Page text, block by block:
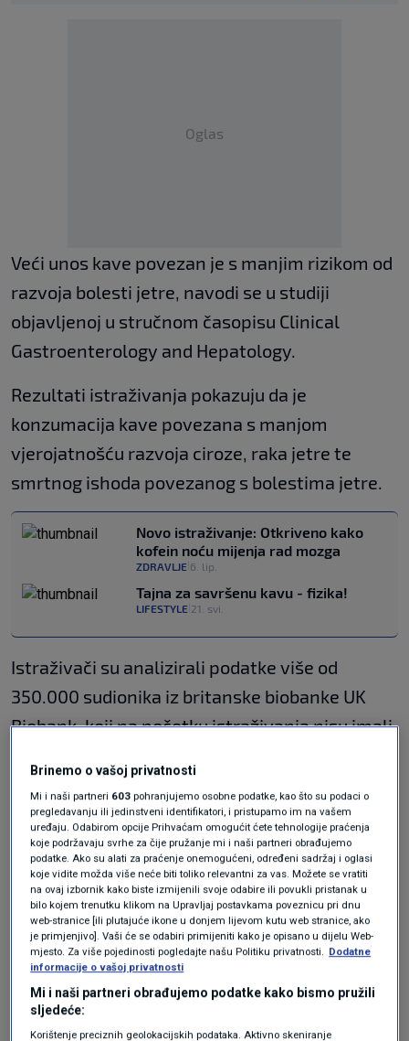
Oglas
Veći unos kave povezan je s manjim rizikom od
razvoja bolesti jetre, navodi se u studiji
objavljenoj u stručnom časopisu Clinical
Gastroenterology and Hepatology.
Rezultati istraživanja pokazuju da je
konzumacija kave povezana s manjom
vjerojatnošću razvoja ciroze, raka jetre te
smrtnog ishoda povezanog s bolestima jetre.
Novo istraživanje: Otkriveno kako
kofein noću mijenja rad mozga
ZDRAVLJE 6. lip.
Tajna za savršenu kavu - fizika!
LIFESTYLE 21. svi.
Istraživači su analizirali podatke više od
350.000 sudionika iz britanske biobanke UK
Biobank, koji na početku istraživanja nisu imali
pratili su tijekom 13 godina.
Pokazalo se da su osobe koje su pile pet ili više
šalica kave dnevno imale 32 posto manji rizik
od razvoja ciroze, 47 posto manju vjerojatnost
obolijevanja od raka jetre te 42 posto manji
rizik od smrti povezane s bolestima jetre,
prenosiEuronews.
Prema istraživanju iz 2023. godine, bolesti
Brinemo o vašoj privatnosti
Mi i naši partneri 603 pohranjujemo osobne podatke, kao što su podaci o
pregledavanju ili jedinstveni identifikatori, i pristupamo im na vašem
uređaju. Odabirom opcije Prihvaćam omogućit ćete tehnologije praćenja
koje podržavaju svrhe za čije pružanje mi i naši partneri obrađujemo
podatke. Ako su alati za praćenje onemogućeni, određeni sadržaj i oglasi
koje vidite možda više neće biti toliko relevantni za vas. Možete se vratiti
na ovaj izbornik kako biste izmijenili svoje odabire ili povukli pristanak u
bilo kojem trenutku klikom na Upravljaj postavkama poveznicu pri dnu
web-stranice [ili plutajuće ikone u donjem lijevom kutu web stranice, ako
je primjenjivo]. Vaši će se odabiri primijeniti kako je opisano u dijelu Web-
mjesto. Za više pojedinosti pogledajte našu Politiku privatnosti.
Dodatne
informacije o vašoj privatnosti
Mi i naši partneri obrađujemo podatke kako bismo pružili
sljedeće:
Korištenje preciznih geolokacijskih podataka. Aktivno skeniranje